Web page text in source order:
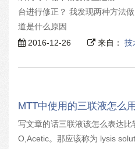
台进行修正？ 我发现两种方法
道是什么原因
2016-12-26
来自： 技
MTT中使用的三联液怎么
写文章的话三联液该怎么表达
O,Acetic。那应该称为 lysis